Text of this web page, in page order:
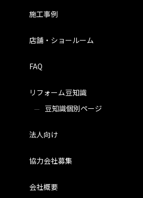
施工事例
店舗・ショールーム
FAQ
リフォーム豆知識
豆知識個別ページ
法人向け
協力会社募集
会社概要